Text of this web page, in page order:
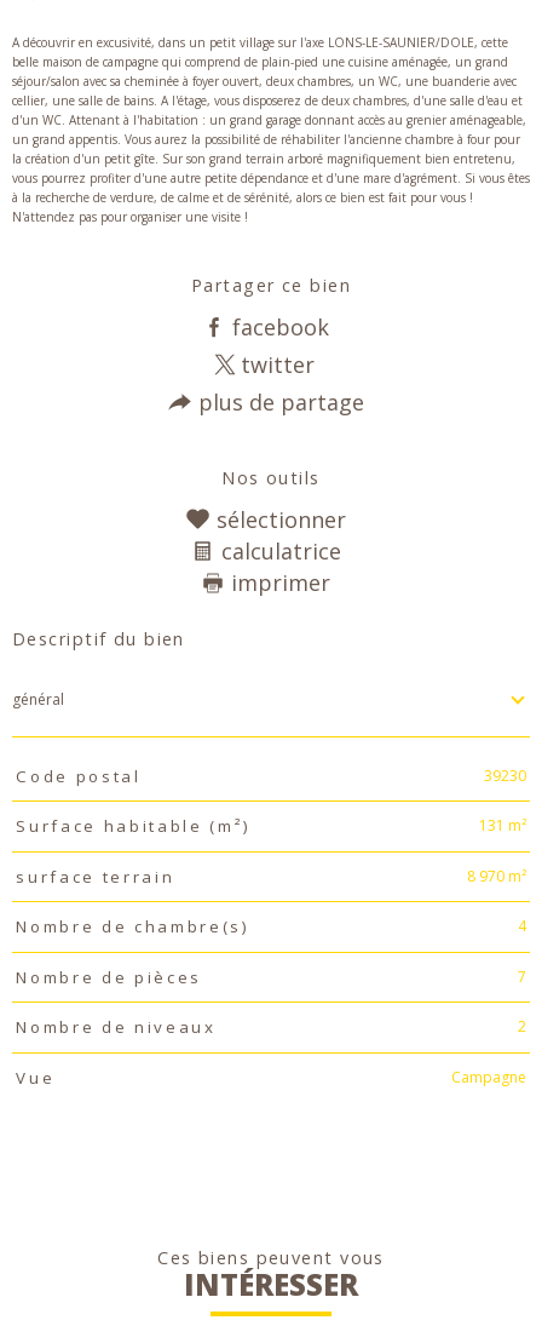
A découvrir en excusivité, dans un petit village sur l'axe LONS-LE-SAUNIER/DOLE, cette
belle maison de campagne qui comprend de plain-pied une cuisine aménagée, un grand
séjour/salon avec sa cheminée à foyer ouvert, deux chambres, un WC, une buanderie avec
cellier, une salle de bains. A l'étage, vous disposerez de deux chambres, d'une salle d'eau et
d'un WC. Attenant à l'habitation : un grand garage donnant accès au grenier aménageable,
un grand appentis. Vous aurez la possibilité de réhabiliter l'ancienne chambre à four pour
la création d'un petit gîte. Sur son grand terrain arboré magnifiquement bien entretenu,
vous pourrez profiter d'une autre petite dépendance et d'une mare d'agrément. Si vous êtes
à la recherche de verdure, de calme et de sérénité, alors ce bien est fait pour vous !
N'attendez pas pour organiser une visite !
Partager ce bien
facebook
twitter
plus de partage
Nos outils
sélectionner
calculatrice
imprimer
Descriptif du bien
général
TRAD_PAMPERO_Caracteristique
Code postal 39230
Surface habitable (m²) 131 m²
surface terrain 8 970 m²
Nombre de chambre(s) 4
Nombre de pièces 7
Nombre de niveaux 2
Vue Campagne
Ces biens peuvent vous
INTÉRESSER